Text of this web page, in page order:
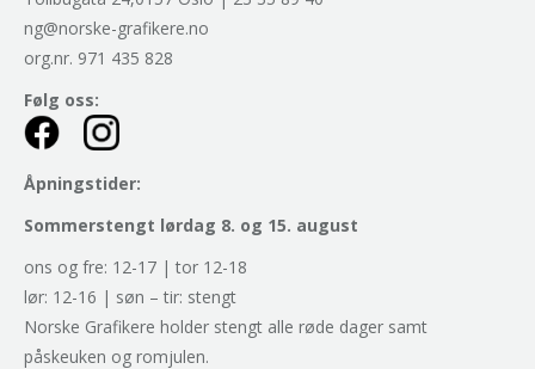
ng@norske-grafikere.no
org.nr. 971 435 828
Følg oss:
Åpningstider:
Sommerstengt lørdag 8. og 15. august
ons og fre: 12-17 | tor 12-18
lør: 12-16 | søn – tir: stengt
Norske Grafikere holder stengt alle røde dager samt
påskeuken og romjulen.